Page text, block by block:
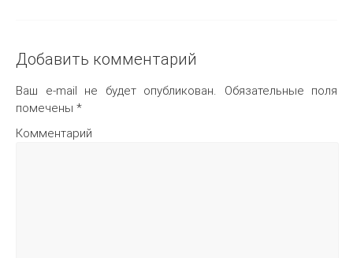
Добавить комментарий
Ваш e-mail не будет опубликован. Обязательные поля
помечены *
Комментарий